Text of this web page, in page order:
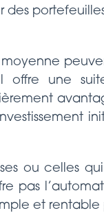
des
moyenne
offre une
ou celles
pas
et